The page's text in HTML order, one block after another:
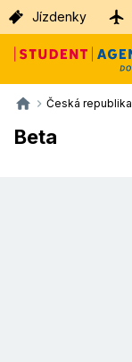
Jízdenky
Česká republika
Beta